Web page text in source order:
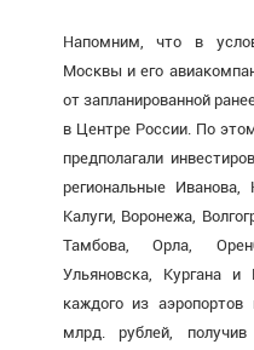
Напомним, что в
Москвы и его
от запланированной
в Центре России. По
предполагали
региональные Иванова,
Калуги, Воронежа,
Тамбова, Орла,
Ульяновска, Кургана
каждого из
млрд. рублей,